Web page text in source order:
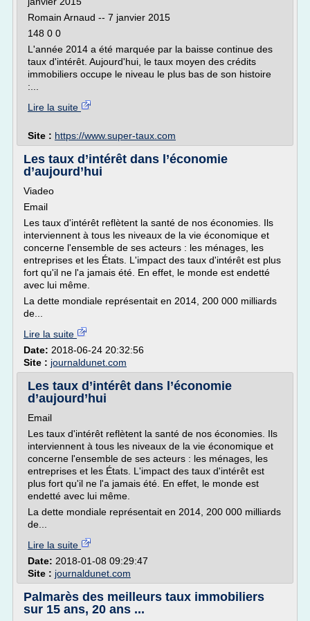
Romain Arnaud -- 7 janvier 2015
148 0 0
L'année 2014 a été marquée par la baisse continue des
taux d'intérêt. Aujourd'hui, le taux moyen des crédits
immobiliers occupe le niveau le plus bas de son histoire
:...
Lire la suite
Site : https://www.super-taux.com
Les taux d’intérêt dans l’économie
d’aujourd’hui
Viadeo
Email
Les taux d'intérêt reflètent la santé de nos économies. Ils
interviennent à tous les niveaux de la vie économique et
concerne l'ensemble de ses acteurs : les ménages, les
entreprises et les États. L'impact des taux d'intérêt est plus
fort qu'il ne l'a jamais été. En effet, le monde est endetté
avec lui même.
La dette mondiale représentait en 2014, 200 000 milliards
de...
Lire la suite
Date: 2018-06-24 20:32:56
Site : journaldunet.com
Les taux d’intérêt dans l’économie
d’aujourd’hui
Email
Les taux d'intérêt reflètent la santé de nos économies. Ils
interviennent à tous les niveaux de la vie économique et
concerne l'ensemble de ses acteurs : les ménages, les
entreprises et les États. L'impact des taux d'intérêt est
plus fort qu'il ne l'a jamais été. En effet, le monde est
endetté avec lui même.
La dette mondiale représentait en 2014, 200 000 milliards
de...
Lire la suite
Date: 2018-01-08 09:29:47
Site : journaldunet.com
Palmarès des meilleurs taux immobiliers
sur 15 ans, 20 ans ...